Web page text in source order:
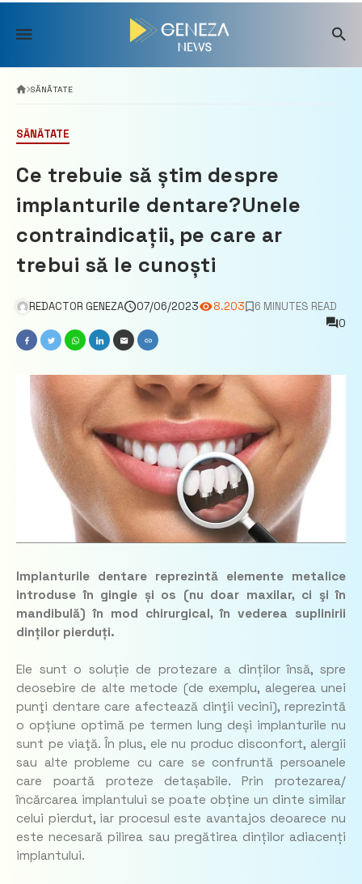
Skip
content
SĂNĂTATE
SĂNĂTATE
Ce trebuie să știm despre
implanturile dentare?Unele
contraindicații, pe care ar
trebui să le cunoști
REDACTOR GENEZA 07/06/2023 8.203
6 MINUTES READ
0
Implanturile dentare reprezintă elemente metalice
introduse în gingie și os (nu doar maxilar, ci şi în
mandibulă) în mod chirurgical, în vederea suplinirii
dinților pierduți.
Ele sunt o soluție de protezare a dinților însă, spre
deosebire de alte metode (de exemplu, alegerea unei
punţi dentare care afectează dinţii vecini), reprezintă
o opțiune optimă pe termen lung deși implanturile nu
sunt pe viaţă. În plus, ele nu produc disconfort, alergii
sau alte probleme cu care se confruntă persoanele
care poartă proteze detașabile. Prin protezarea/
încărcarea implantului se poate obține un dinte similar
celui pierdut, iar procesul este avantajos deoarece nu
este necesară pilirea sau pregătirea dinților adiacenți
implantului.